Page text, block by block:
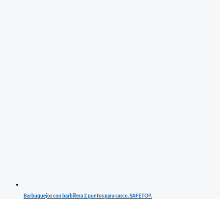
Barbuquejos con barbillera 2 puntos para casco. SAFETOP.